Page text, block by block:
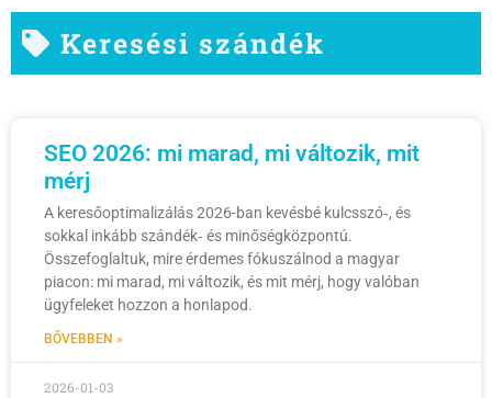
Keresési szándék
SEO 2026: mi marad, mi változik, mit
mérj
A keresőoptimalizálás 2026-ban kevésbé kulcsszó‑, és
sokkal inkább szándék‑ és minőségközpontú.
Összefoglaltuk, mire érdemes fókuszálnod a magyar
piacon: mi marad, mi változik, és mit mérj, hogy valóban
ügyfeleket hozzon a honlapod.
BŐVEBBEN »
2026-01-03